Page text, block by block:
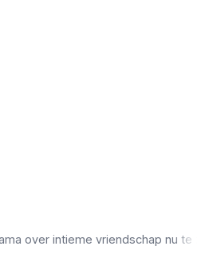
over intieme vriendschap nu te